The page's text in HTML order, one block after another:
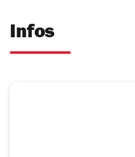
Infos